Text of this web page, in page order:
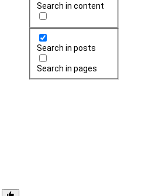
Search in content
Search in posts
Search in pages